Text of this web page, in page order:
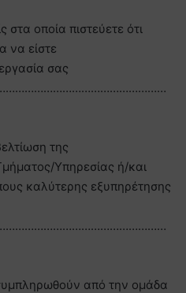
οποία πιστεύετε ότι
να είστε
σας
της
Υπηρεσίας ή/και
καλύτερης εξυπηρέτησης
από την ομάδα